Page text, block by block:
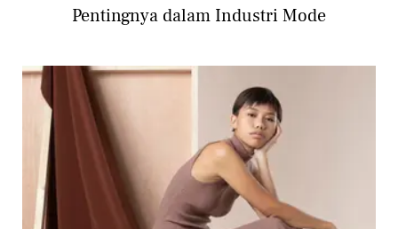
Pentingnya dalam Industri Mode